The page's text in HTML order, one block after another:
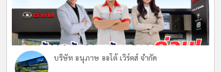
บริษัท อนุภาษ ออโต้ เวิร์คส์ จำกัด